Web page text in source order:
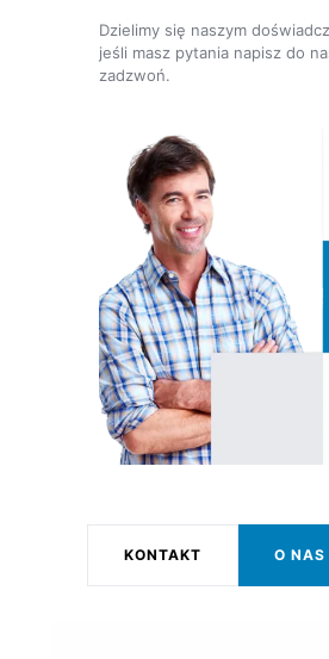
Dzielimy się naszym
jeśli masz pytania napisz do
zadzwoń.
KONTAKT O NAS